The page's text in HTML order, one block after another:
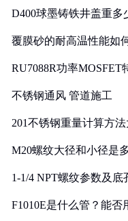
D400球墨铸铁井盖重多
覆膜砂的耐高温性能如
RU7088R功率
不锈钢通风 管道施工
201不锈钢重量计算方法
M20螺纹大径和小径是
1-1/4 NPT螺纹参数及底
F1010E是什么管？能否